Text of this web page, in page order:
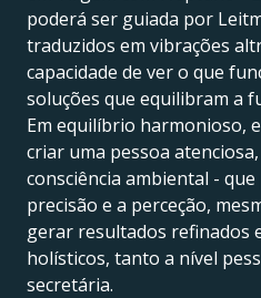
poderá ser guiada por
traduzidos em vibrações
capacidade de ver o que
soluções que equilibram a
Em equilíbrio harmonioso,
criar uma pessoa atenciosa,
consciência ambiental - que
precisão e a perceção,
gerar resultados refinados
holísticos, tanto a nível
secretária.